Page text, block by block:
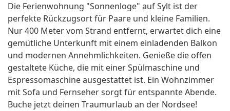
Die Ferienwohnung "Sonnenloge" auf Sylt ist der
perfekte Rückzugsort für Paare und kleine Familien.
Nur 400 Meter vom Strand entfernt, erwartet dich eine
gemütliche Unterkunft mit einem einladenden Balkon
und modernen Annehmlichkeiten. Genieße die offen
gestaltete Küche, die mit einer Spülmaschine und
Espressomaschine ausgestattet ist. Ein Wohnzimmer
mit Sofa und Fernseher sorgt für entspannte Abende.
Buche jetzt deinen Traumurlaub an der Nordsee!